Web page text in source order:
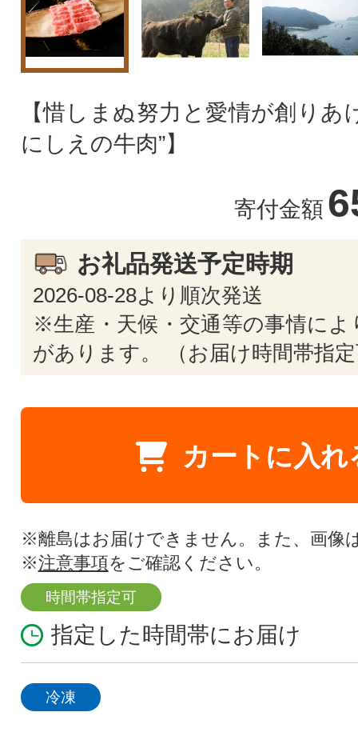
【惜しまぬ努力と愛情が創りあ
にしえの牛肉”】
寄付金額
お礼品発送予定時期
2026-08-28より順次発送
※生産・天候・交通等の事情によ
があります。 （お届け時間帯指
カートに入れ
※離島はお届けできません。また、画像
※注意事項をご確認ください。
時間帯指定可
指定した時間帯にお届け
冷凍